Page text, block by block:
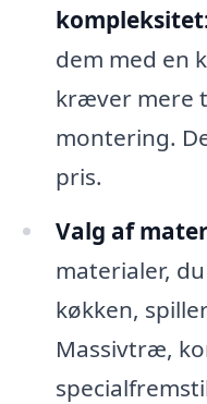
dem med en
kræver mere
montering.
pris.
Valg af
materialer,
køkken,
Massivtræ,